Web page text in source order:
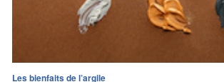
Les bienfaits de l’argile